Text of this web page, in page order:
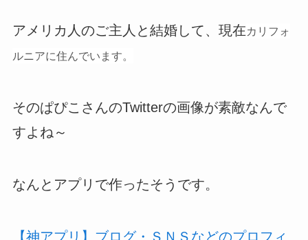
アメリカ人のご主人と結婚して、現在カリフォ
ルニアに住んでいます。
そのぱぴこさんのTwitterの画像が素敵なんで
すよね～
なんとアプリで作ったそうです。
【神アプリ】ブログ・ＳＮＳなどのプロフィ